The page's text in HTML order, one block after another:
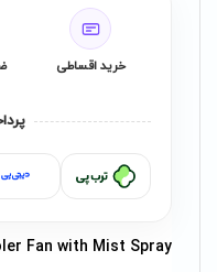
خرید اقساطی
Fan with Mist Spray